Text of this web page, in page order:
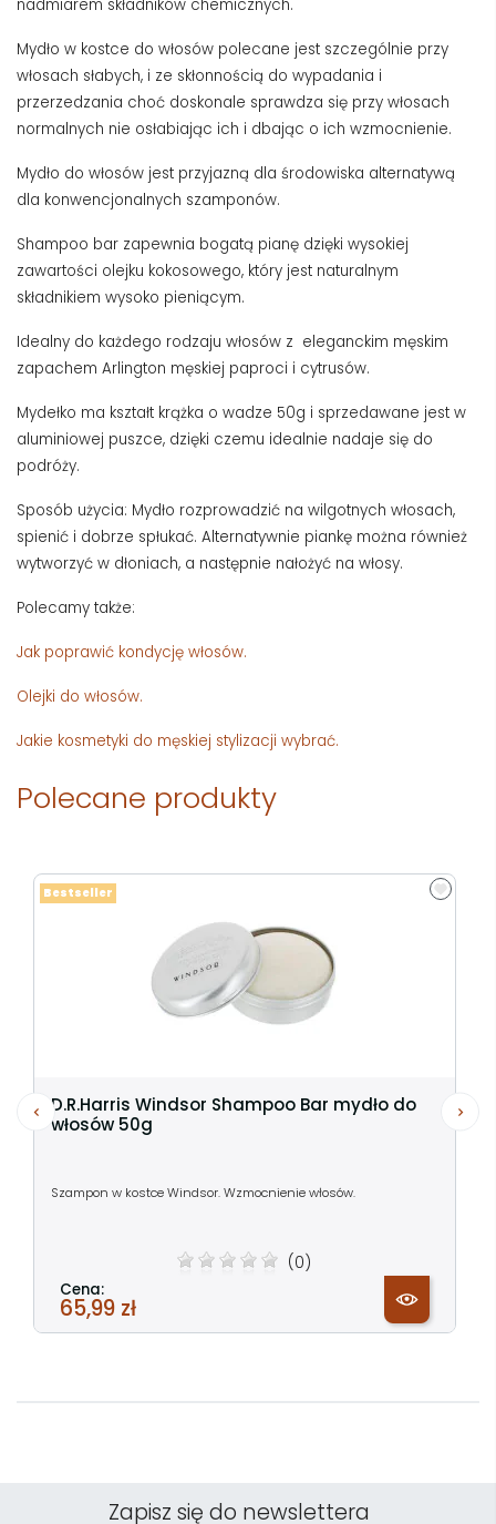
nadmiarem składników chemicznych.
Mydło w kostce do włosów polecane jest szczególnie przy
włosach słabych, i ze skłonnością do wypadania i
przerzedzania choć doskonale sprawdza się przy włosach
normalnych nie osłabiając ich i dbając o ich wzmocnienie.
Mydło do włosów jest przyjazną dla środowiska alternatywą
dla konwencjonalnych szamponów.
Shampoo bar zapewnia bogatą pianę dzięki wysokiej
zawartości olejku kokosowego, który jest naturalnym
składnikiem wysoko pieniącym.
Idealny do każdego rodzaju włosów z eleganckim męskim
zapachem Arlington męskiej paproci i cytrusów.
Mydełko ma kształt krążka o wadze 50g i sprzedawane jest w
aluminiowej puszce, dzięki czemu idealnie nadaje się do
podróży.
Sposób użycia: Mydło rozprowadzić na wilgotnych włosach,
spienić i dobrze spłukać. Alternatywnie piankę można również
wytworzyć w dłoniach, a następnie nałożyć na włosy.
Polecamy także:
Jak poprawić kondycję włosów.
Olejki do włosów.
Jakie kosmetyki do męskiej stylizacji wybrać.
Polecane produkty
D.R.Harris Windsor Shampoo Bar mydło do
włosów 50g
Szampon w kostce Windsor. Wzmocnienie włosów.
(0)
Cena:
65,99 zł
Bestseller
Zapisz się do newslettera